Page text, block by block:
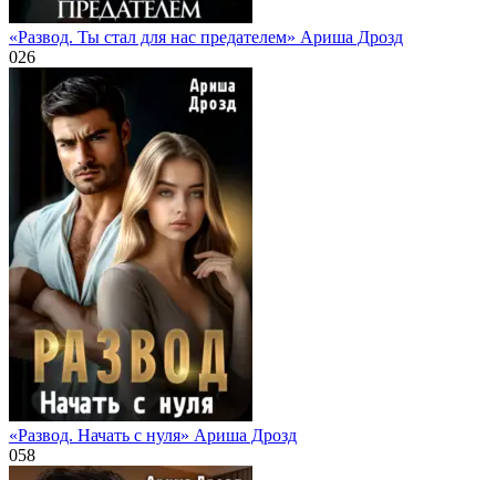
«Развод. Ты стал для нас предателем» Ариша Дрозд
026
«Развод. Начать с нуля» Ариша Дрозд
058